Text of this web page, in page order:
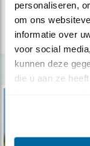
personaliseren,
om ons
informatie over
voor social
kunnen deze
die u aan ze
lees meer